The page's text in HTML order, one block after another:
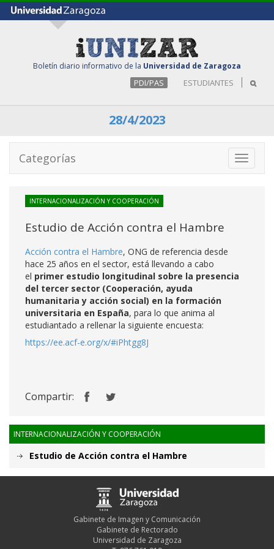
Boletín diario informativo de la Universidad de Zaragoza
PDI/PAS ESTUDIANTES
28/4/2023
Toggle
Categorías
INTERNACIONALIZACIÓN Y COOPERACIÓN
Estudio de Acción contra el Hambre
Acción contra el Hambre, ONG de referencia desde
hace 25 años en el sector, está llevando a cabo
el primer estudio longitudinal sobre la presencia
del tercer sector (Cooperación, ayuda
humanitaria y acción social) en la formación
universitaria en España, para lo que anima al
estudiantado a rellenar la siguiente encuesta:
https://ee.acf-e.org/x/#iPhtgg8J
Compartir:
INTERNACIONALIZACIÓN Y COOPERACIÓN
Estudio de Acción contra el Hambre
Gabinete de Imagen y Comunicación
Gabinete de Rectorado
Universidad de Zaragoza